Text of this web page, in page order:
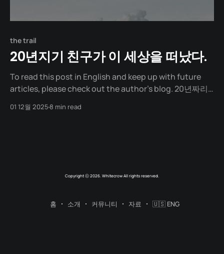
the trail
20년지기 친구가 이 세상을 떠났다.
To read this post in English and keep up with future
articles, please check out the author's blog. 20년짜리
작은 생명, 바바가 무지개 다리를 건넜다. 내 친구를 닮은 구
01 12월 20258 min read
Copyright ⓒ 2026. Whitecrow All rights reserved.
홈 소개 커뮤니티 자료 🇺🇸 ENG